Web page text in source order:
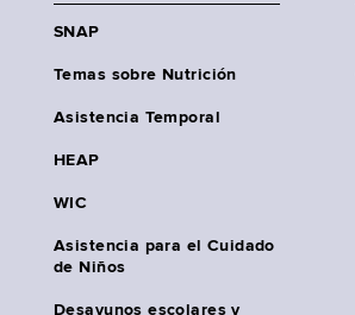
SNAP
Temas sobre Nutrición
Asistencia Temporal
HEAP
WIC
Asistencia para el Cuidado
de Niños
Desayunos escolares y